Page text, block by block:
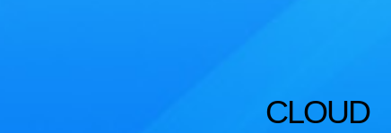
CLOUD